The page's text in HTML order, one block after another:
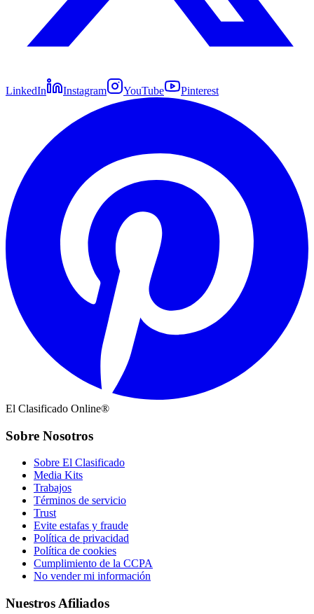
LinkedIn Instagram YouTube Pinterest
El Clasificado Online®
Sobre Nosotros
Sobre El Clasificado
Media Kits
Trabajos
Términos de servicio
Trust
Evite estafas y fraude
Política de privacidad
Política de cookies
Cumplimiento de la CCPA
No vender mi información
Nuestros Afiliados